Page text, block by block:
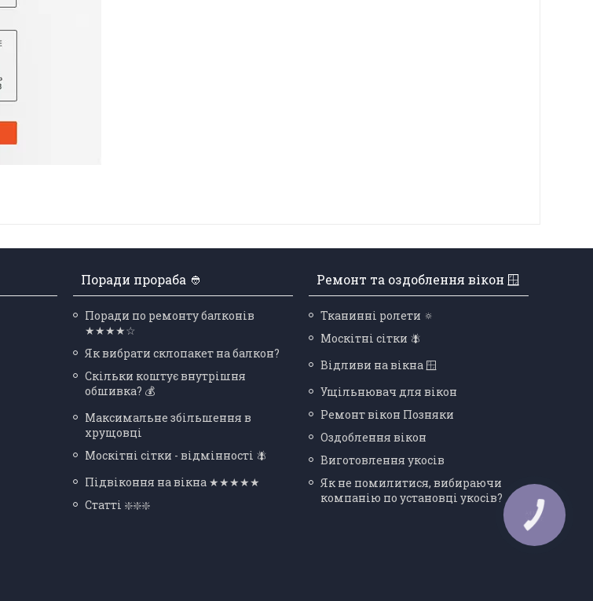
Поради прораба 👲
Поради по ремонту балконів
★★★★☆
Як вибрати склопакет на балкон?
Скільки коштує внутрішня
обшивка? 💰
Максимальне збільшення в
хрущовці
Москітні сітки - відмінності 🪰
Підвіконня на вікна ★★★★★
Статті ❇️❇️❇️
Ремонт та оздоблення вікон 🪟
Тканинні ролети 🔅
Москітні сітки 🪰
Відливи на вікна 🪟
Ущільнювач для вікон
Ремонт вікон Позняки
Оздоблення вікон
Виготовлення укосів
Як не помилитися, вибираючи
компанію по установці укосів?